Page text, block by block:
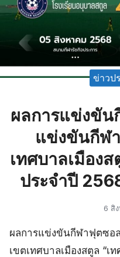
ข่าวป
ผลการแข่งขัน
แข่งขันกีฬ
เทศบาลเมือง
ประจำปี
6 สิ
ผลการแข่งขันกีฬาฟุตซอ
เขตเทศบาลเมืองสตูล “เ